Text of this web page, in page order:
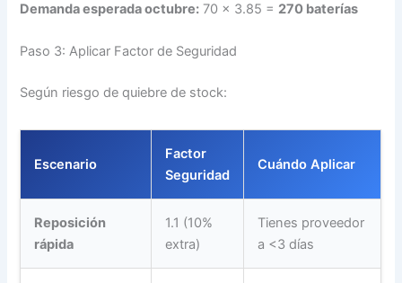
Demanda esperada octubre: 70 × 3.85 = 270 baterías
Paso 3: Aplicar Factor de Seguridad
Según riesgo de quiebre de stock:
Escenario
Factor
Seguridad
Cuándo Aplicar
Reposición
rápida
1.1 (10%
extra)
Tienes proveedor
a <3 días